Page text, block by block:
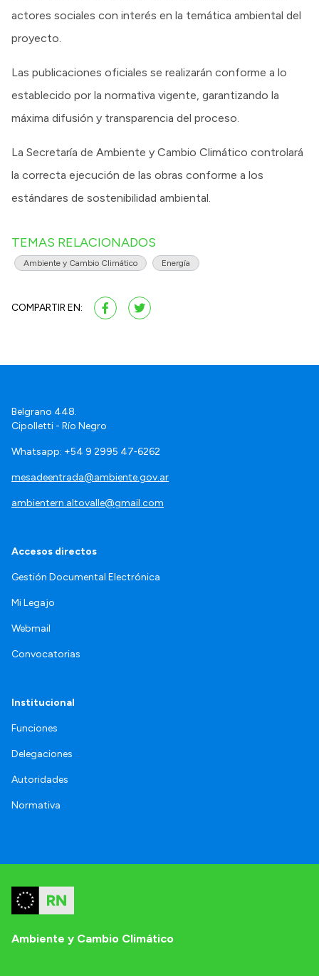
actores sociales con interés en la temática ambiental del
proyecto.
Las publicaciones oficiales se realizarán conforme a lo
establecido por la normativa vigente, garantizando la
máxima difusión y transparencia del proceso.
La Secretaría de Ambiente y Cambio Climático controlará
la correcta ejecución de las obras conforme a los
estándares de sostenibilidad ambiental.
TEMAS RELACIONADOS
Ambiente y Cambio Climático Energía
COMPARTIR EN:
Belgrano 448.
Cipolletti - Río Negro
Whatsapp: +54 9 2995 47‑6262
mesadeentrada@ambiente.gov.ar
ambientern.altovalle@gmail.com
Accesos directos
Gestión Documental Electrónica
Mi Legajo
Webmail
Convocatorias
Institucional
Funciones
Delegaciones
Autoridades
Normativa
Ambiente y Cambio Climático